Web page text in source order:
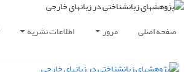
صفحه اصلی مرور اطلاعات نشریه